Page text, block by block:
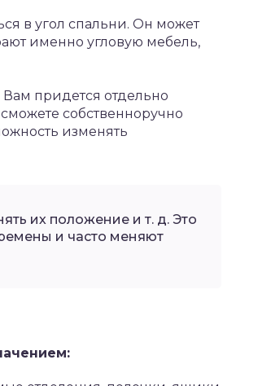
в угол спальни. Он может
именно угловую мебель,
придется отдельно
собственноручно
изменять
их положение и т. д. Это
и часто меняют